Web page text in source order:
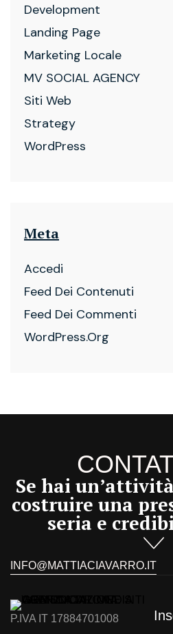
Development
Landing Page
Marketing Locale
MV SOCIAL AGENCY
Siti Web
Strategy
WordPress
Meta
Accedi
Feed Dei Contenuti
Feed Dei Commenti
WordPress.org
Se hai
costruire una
seria e
INFO@MATTIACIAVARRO.IT
P.IVA IT 17884701008